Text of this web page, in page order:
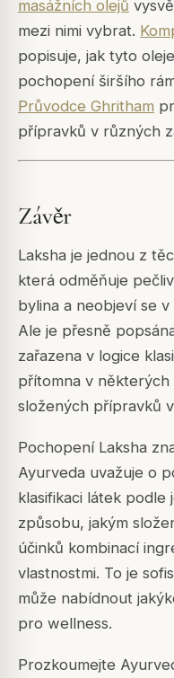
masážních olejů
mezi nimi vybrat.
popisuje, jak tyto
pochopení širšího
Průvodce Ghritham
přípravků v různých
Závěr
Laksha je jednou z
která odměňuje
bylina a neobjeví se
Ale je přesně
zařazena v logice
přítomna v některých
složených přípravků
Pochopení Laksha
Ayurveda uvažuje o
klasifikaci látek podle
způsobu, jakým
účinků kombinací
vlastnostmi. To je
může nabídnout
pro wellness.
Prozkoumejte